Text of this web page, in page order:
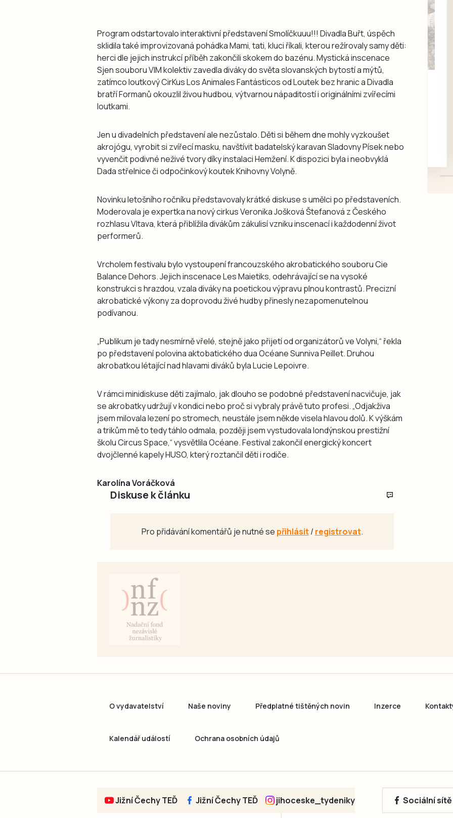
Program odstartovalo interaktivní představení Smolíčkuuu!!! Divadla Buřt, úspěch
sklidila také improvizovaná pohádka Mami, tati, kluci říkali, kterou režírovaly samy děti:
herci dle jejich instrukcí příběh zakončili skokem do bazénu. Mystická inscenace
Sjen souboru VIM kolektiv zavedla diváky do světa slovanských bytostí a mýtů,
zatímco loutkový CirKus Los Animales Fantásticos od Loutek bez hranic a Divadla
bratří Formanů okouzlil živou hudbou, výtvarnou nápaditostí i originálními zvířecími
loutkami.
Jen u divadelních představení ale nezůstalo. Děti si během dne mohly vyzkoušet
akrojógu, vyrobit si zvířecí masku, navštívit badatelský karavan Sladovny Písek nebo
vyvenčit podivné neživé tvory díky instalaci Hemžení. K dispozici byla i neobvyklá
Dada střelnice či odpočinkový koutek Knihovny Volyně.
Novinku letošního ročníku představovaly krátké diskuse s umělci po představeních.
Moderovala je expertka na nový cirkus Veronika Jošková Štefanová z Českého
rozhlasu Vltava, která přiblížila divákům zákulisí vzniku inscenací i každodenní život
performerů.
Vrcholem festivalu bylo vystoupení francouzského akrobatického souboru Cie
Balance Dehors. Jejich inscenace Les Maietiks, odehrávající se na vysoké
konstrukci s hrazdou, vzala diváky na poetickou výpravu plnou kontrastů. Precizní
akrobatické výkony za doprovodu živé hudby přinesly nezapomenutelnou
podívanou.
„Publikum je tady nesmírně vřelé, stejně jako přijetí od organizátorů ve Volyni,“ řekla
po představení polovina aktobatického dua Océane Sunniva Peillet. Druhou
akrobatkou létající nad hlavami diváků byla Lucie Lepoivre.
V rámci minidiskuse děti zajímalo, jak dlouho se podobné představení nacvičuje, jak
se akrobatky udržují v kondici nebo proč si vybraly právě tuto profesi. „Odjakživa
jsem milovala lezení po stromech, neustále jsem někde visela hlavou dolů. K výškám
a trikům mě to tedy táhlo odmala, později jsem vystudovala londýnskou prestižní
školu Circus Space,“ vysvětlila Océane. Festival zakončil energický koncert
dvojčlenné kapely HUSO, který roztančil děti i rodiče.
Karolína Voráčková
Diskuse k článku
Pro přidávání komentářů je nutné se přihlásit/registrovat.
Milevsko
Zdarma / za odvoz
Daruji do dobrých
kotě-kočka, odčervené,
mazlivé, ihned k odběru.
O vydavatelství Naše noviny Předplatné tištěných novin Inzerce
Kalendář událostí Ochrana osobních údajů
Jižní Čechy TEĎ Jižní Čechy TEĎ jihoceske_tydeniky Sociální